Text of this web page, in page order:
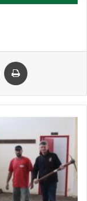
Compartilhar via e-mail